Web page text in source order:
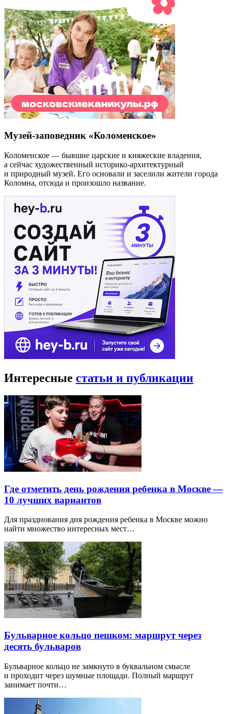
Музей-заповедник «Коломенское»
Коломенское — бывшие царские и княжеские владения,
а сейчас художественный историко-архитектурный
и природный музей. Его основали и заселили жители города
Коломна, отсюда и произошло название.
Интересные статьи и публикации
Где отметить день рождения ребенка в Москве —
10 лучших вариантов
Для празднования дня рождения ребенка в Москве можно
найти множество интересных мест…
Бульварное кольцо пешком: маршрут через
десять бульваров
Бульварное кольцо не замкнуто в буквальном смысле
и проходит через шумные площади. Полный маршрут
занимает почти…